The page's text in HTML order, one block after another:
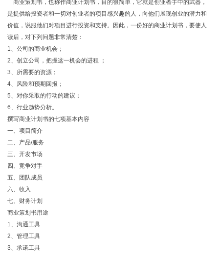
商业策划书，也称作商业计划书，目的很简单，它就是创业者手中的武器，
是提供给投资者和一切对创业者的项目感兴趣的人，向他们展现创业的潜力和
价值，说服他们对项目进行投资和支持。因此，一份好的商业计划书，要使人
读后，对下列问题非常清楚：
1、公司的商业机会；
2、创立公司，把握这一机会的进程 ；
3、所需要的资源；
4、风险和预期回报；
5、对你采取的行动的建议；
6、行业趋势分析。
撰写商业计划书的七项基本内容
一、项目简介
二、产品/服务
三、开发市场
四、竞争对手
五、团队成员
六、收入
七、财务计划
商业策划书用途
1、沟通工具
2、管理工具
3、承诺工具